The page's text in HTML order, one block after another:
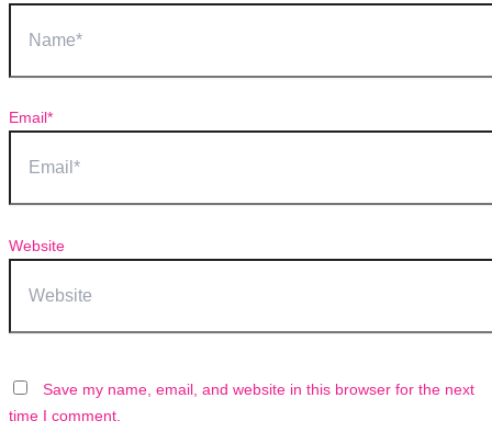
Email*
Website
Save my name, email, and website in this browser for the next
time I comment.